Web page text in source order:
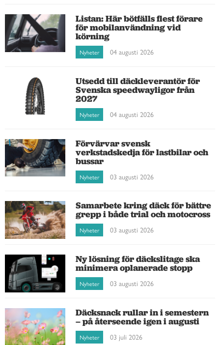
Listan: Här bötfälls flest förare
för mobilanvändning vid
körning
Nyheter 04 augusti 2026
Utsedd till däckleverantör för
Svenska speedwayligor från
2027
Nyheter 04 augusti 2026
Förvärvar svensk
verkstadskedja för lastbilar och
bussar
Nyheter 03 augusti 2026
Samarbete kring däck för bättre
grepp i både trial och motocross
Nyheter 03 augusti 2026
Ny lösning för däckslitage ska
minimera oplanerade stopp
Nyheter 03 augusti 2026
Däcksnack rullar in i semestern
– på återseende igen i augusti
Nyheter 03 juli 2026